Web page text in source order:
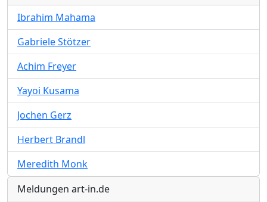
Ibrahim Mahama
Gabriele Stötzer
Achim Freyer
Yayoi Kusama
Jochen Gerz
Herbert Brandl
Meredith Monk
Meldungen art-in.de